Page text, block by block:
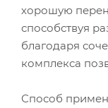
хорошую
способствуя
благодаря
комплекса
Способ